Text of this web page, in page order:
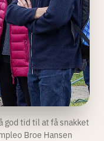
god tid til at få snakket
Broe Hansen